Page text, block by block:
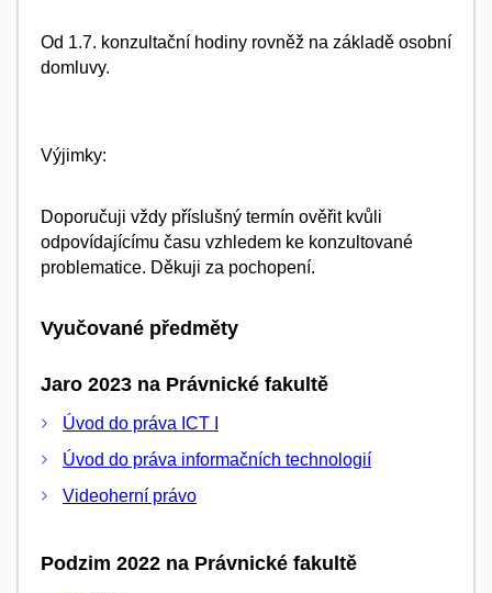
Od 1.7. konzultační hodiny rovněž na základě osobní
domluvy.
Výjimky:
Doporučuji vždy příslušný termín ověřit kvůli
odpovídajícímu času vzhledem ke konzultované
problematice. Děkuji za pochopení.
Vyučované předměty
Jaro 2023 na Právnické fakultě
Úvod do práva ICT I
Úvod do práva informačních technologií
Videoherní právo
Podzim 2022 na Právnické fakultě